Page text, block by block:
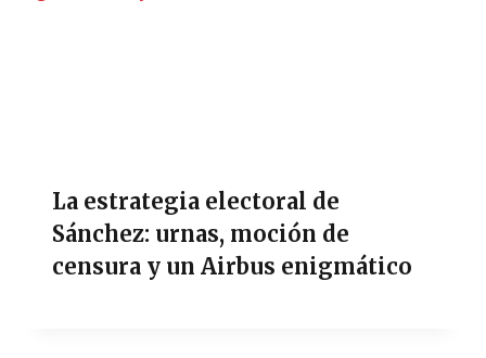
La estrategia electoral de
Sánchez: urnas, moción de
censura y un Airbus enigmático